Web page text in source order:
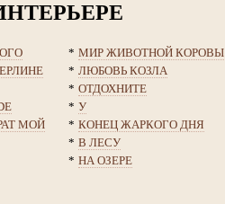
* МИР ЖИВОТНОЙ КОРОВЫ
* ЛЮБОВЬ КОЗЛА
* ОТДОХНИТЕ
* У
МОЙ * КОНЕЦ ЖАРКОГО ДНЯ
* В ЛЕСУ
* НА ОЗЕРЕ